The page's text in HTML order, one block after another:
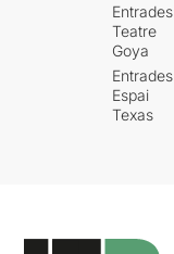
Entrades
Teatre
Goya
Entrades
Espai
Texas